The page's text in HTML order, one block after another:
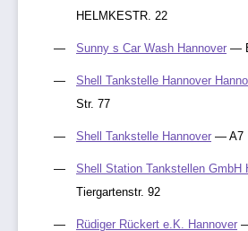
HELMKESTR. 22
Sunny s Car Wash Hannover —
Shell Tankstelle Hannover
Str. 77
Shell Tankstelle Hannover — A7
Shell Station Tankstellen GmbH
Tiergartenstr. 92
Rüdiger Rückert e.K. Hannover